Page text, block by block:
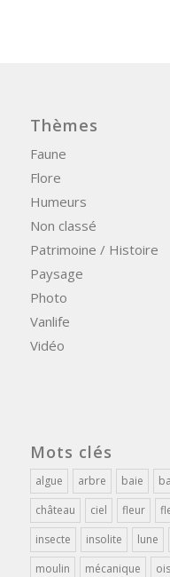
Thèmes
Faune
Flore
Humeurs
Non classé
Patrimoine / Histoire
Paysage
Photo
Vanlife
Vidéo
Mots clés
algue arbre baie
château
ciel fleur
insecte
insolite lune
moulin
mécanique